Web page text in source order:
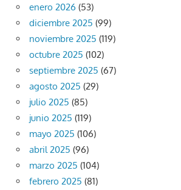
enero 2026 (53)
diciembre 2025 (99)
noviembre 2025 (119)
octubre 2025 (102)
septiembre 2025 (67)
agosto 2025 (29)
julio 2025 (85)
junio 2025 (119)
mayo 2025 (106)
abril 2025 (96)
marzo 2025 (104)
febrero 2025 (81)